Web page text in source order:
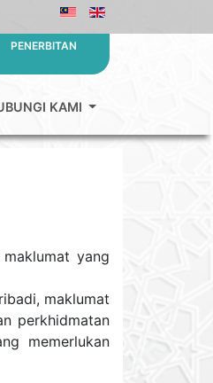
PENERBITAN
KAMI
yang
maklumat
perkhidmatan
memerlukan